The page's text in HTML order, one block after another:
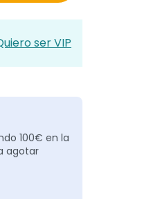
ser VIP
100€ en la
agotar